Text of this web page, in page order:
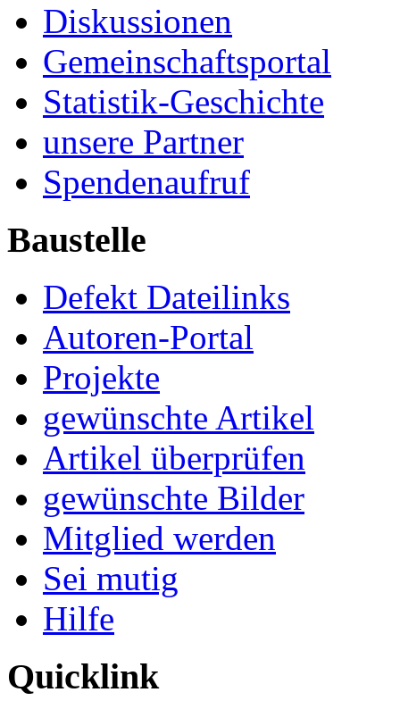
Diskussionen
Gemeinschaftsportal
Statistik-Geschichte
unsere Partner
Spendenaufruf
Baustelle
Defekt Dateilinks
Autoren-Portal
Projekte
gewünschte Artikel
Artikel überprüfen
gewünschte Bilder
Mitglied werden
Sei mutig
Hilfe
Quicklink